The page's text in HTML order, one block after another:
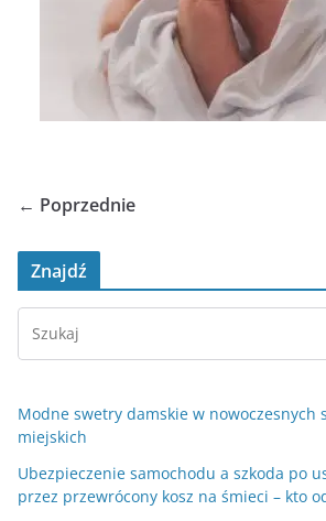
← Poprzednie
Znajdź
Modne swetry damskie w nowoczesnych
miejskich
Ubezpieczenie samochodu a szkoda po
przez przewrócony kosz na śmieci – kto